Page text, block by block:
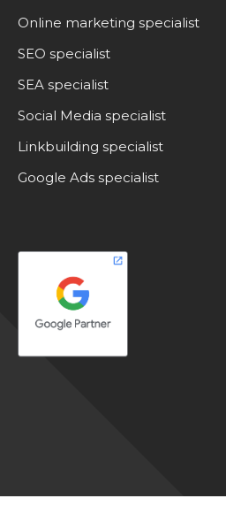
Online marketing specialist
SEO specialist
SEA specialist
Social Media specialist
Linkbuilding specialist
Google Ads specialist